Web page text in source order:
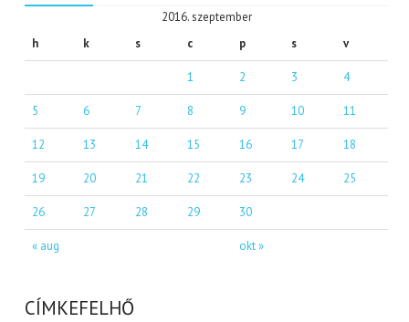
2016. szeptember
h
k s c p s v
« aug okt »
1 2 3 4
5 6 7 8 9 10 11
12 13 14 15 16 17 18
19 20 21 22 23 24 25
26 27 28 29 30
CÍMKEFELHŐ